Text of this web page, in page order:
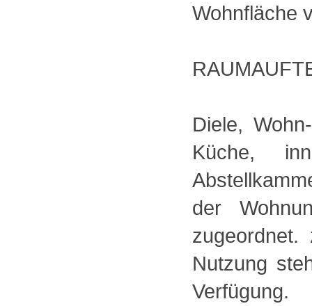
Wohnfläche
Diele,
Küche,
der
zugeordnet.
Nutzung
Verfügung.